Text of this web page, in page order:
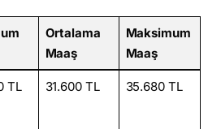
Ortalama
Maaş
Maksimum
Maaş
TL 31.600 TL 35.680 TL